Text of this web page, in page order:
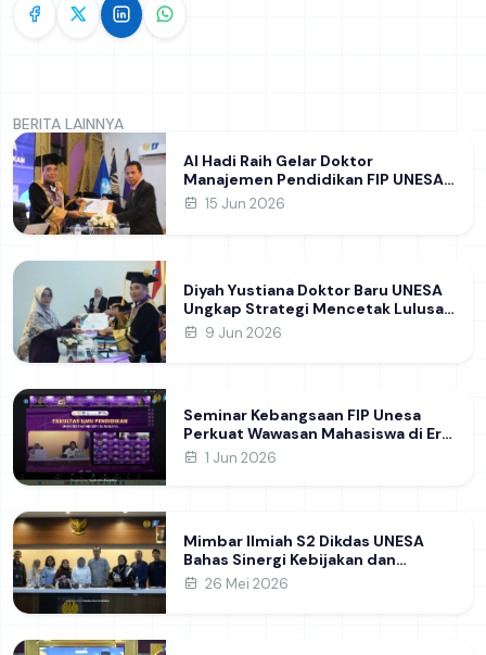
BERITA LAINNYA
Al Hadi Raih Gelar Doktor
Manajemen Pendidikan FIP UNESA
melalui Riset Pembentukan
15 Jun 2026
Diyah Yustiana Doktor Baru UNESA
Ungkap Strategi Mencetak Lulusan
SMK yang Siap Hadapi Dunia Kerja
9 Jun 2026
Seminar Kebangsaan FIP Unesa
Perkuat Wawasan Mahasiswa di Era
Geopolitik Global&nbsp;
1 Jun 2026
Mimbar Ilmiah S2 Dikdas UNESA
Bahas Sinergi Kebijakan dan
Pendidikan
26 Mei 2026